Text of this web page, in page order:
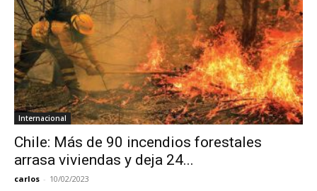
Internacional
Chile: Más de 90 incendios forestales
arrasa viviendas y deja 24...
carlos - 10/02/2023